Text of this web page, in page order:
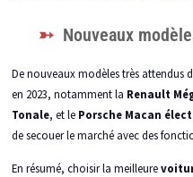
Nouveaux
De nouveaux modèles très attendus
en 2023, notamment la Renault
Tonale, et le Porsche Macan
de secouer le marché avec des
En résumé, choisir la meilleure